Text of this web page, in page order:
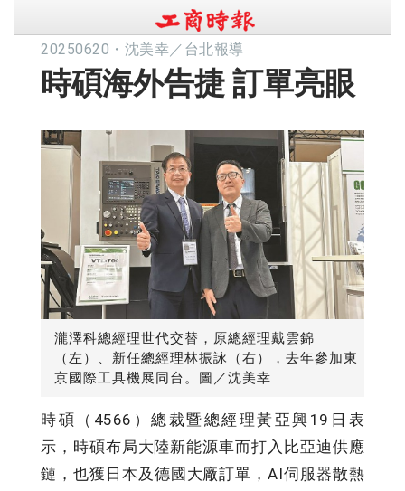
20250620 ・ 沈美幸／台北報導
時碩海外告捷 訂單亮眼
瀧澤科總經理世代交替，原總經理戴雲錦
（左）、新任總經理林振詠（右），去年參加東
京國際工具機展同台。圖／沈美幸
時碩（4566）總裁暨總經理黃亞興19日表
示，時碩布局大陸新能源車而打入比亞迪供應
鏈，也獲日本及德國大廠訂單，AI伺服器散熱